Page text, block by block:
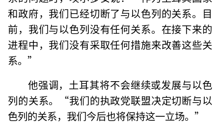
和政府，我们已经切断了与以色列的关系。目
前，我们与以色列没有任何关系。在接下来的
进程中，我们没有采取任何措施来改善这些关
系。”
他强调，土耳其将不会继续或发展与以色
列的关系。“我们的执政党联盟决定切断与以
色列的关系，我们今后也将保持这一立场。”